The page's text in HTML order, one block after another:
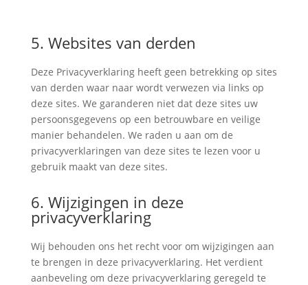
5. Websites van derden
Deze Privacyverklaring heeft geen betrekking op sites
van derden waar naar wordt verwezen via links op
deze sites. We garanderen niet dat deze sites uw
persoonsgegevens op een betrouwbare en veilige
manier behandelen. We raden u aan om de
privacyverklaringen van deze sites te lezen voor u
gebruik maakt van deze sites.
6. Wijzigingen in deze
privacyverklaring
Wij behouden ons het recht voor om wijzigingen aan
te brengen in deze privacyverklaring. Het verdient
aanbeveling om deze privacyverklaring geregeld te